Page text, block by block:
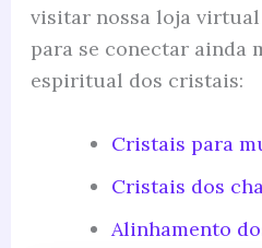
visitar nossa loja
para se conectar ainda
espiritual dos cristais:
Cristais para
Cristais dos
Alinhamento